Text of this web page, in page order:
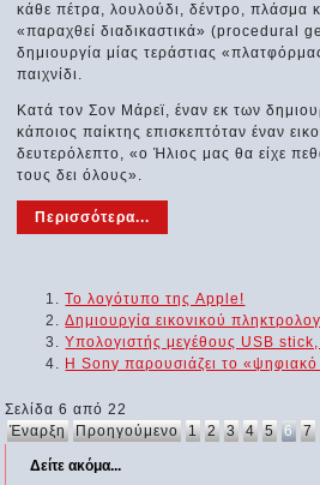
κάθε πέτρα, λουλούδι, δέντρο, πλάσμα
«παραχθεί διαδικαστικά» (procedural
δημιουργία μίας τεράστιας
παιχνίδι.
Κατά τον Σον Μάρεϊ, έναν εκ των
κάποιος παίκτης επισκεπτόταν έναν
δευτερόλεπτο, «ο Ήλιος μας θα είχε
τους δει όλους».
Περισσότερα...
Το λογότυπο της Apple!
Δημιουργία εικονικού
Υπολογιστής μεγέθους USB
Η Sony παρουσιάζει το «ψηφιακό
Σελίδα 6 από 22
Έναρξη Προηγούμενο 1 2 3 4 5 6 7
Δείτε ακόμα...